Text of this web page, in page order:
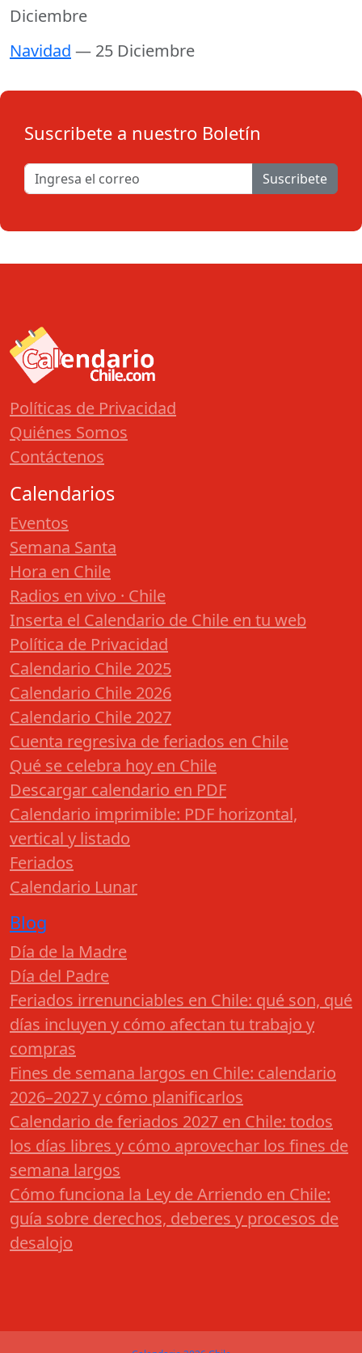
Diciembre
Navidad — 25 Diciembre
Suscribete a nuestro Boletín
Suscribete
Políticas de Privacidad
Quiénes Somos
Contáctenos
Calendarios
Eventos
Semana Santa
Hora en Chile
Radios en vivo · Chile
Inserta el Calendario de Chile en tu web
Política de Privacidad
Calendario Chile 2025
Calendario Chile 2026
Calendario Chile 2027
Cuenta regresiva de feriados en Chile
Qué se celebra hoy en Chile
Descargar calendario en PDF
Calendario imprimible: PDF horizontal,
vertical y listado
Feriados
Calendario Lunar
Blog
Día de la Madre
Día del Padre
Feriados irrenunciables en Chile: qué son, qué
días incluyen y cómo afectan tu trabajo y
compras
Fines de semana largos en Chile: calendario
2026–2027 y cómo planificarlos
Calendario de feriados 2027 en Chile: todos
los días libres y cómo aprovechar los fines de
semana largos
Cómo funciona la Ley de Arriendo en Chile:
guía sobre derechos, deberes y procesos de
desalojo